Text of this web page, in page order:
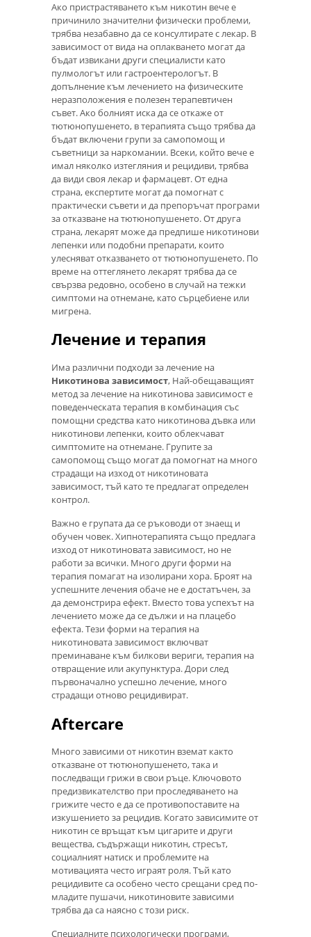
Ако пристрастяването към никотин вече е
причинило значителни физически проблеми,
трябва незабавно да се консултирате с лекар. В
зависимост от вида на оплакването могат да
бъдат извикани други специалисти като
пулмологът или гастроентерологът. В
допълнение към лечението на физическите
неразположения е полезен терапевтичен
съвет. Ако болният иска да се откаже от
тютюнопушенето, в терапията също трябва да
бъдат включени групи за самопомощ и
съветници за наркомании. Всеки, който вече е
имал няколко изтегляния и рецидиви, трябва
да види своя лекар и фармацевт. От една
страна, експертите могат да помогнат с
практически съвети и да препоръчат програми
за отказване на тютюнопушенето. От друга
страна, лекарят може да предпише никотинови
лепенки или подобни препарати, които
улесняват отказването от тютюнопушенето. По
време на оттеглянето лекарят трябва да се
свързва редовно, особено в случай на тежки
симптоми на отнемане, като сърцебиене или
мигрена.
Лечение и терапия
Има различни подходи за лечение на
Никотинова зависимост, Най-обещаващият
метод за лечение на никотинова зависимост е
поведенческата терапия в комбинация със
помощни средства като никотинова дъвка или
никотинови лепенки, които облекчават
симптомите на отнемане. Групите за
самопомощ също могат да помогнат на много
страдащи на изход от никотиновата
зависимост, тъй като те предлагат определен
контрол.
Важно е групата да се ръководи от знаещ и
обучен човек. Хипнотерапията също предлага
изход от никотиновата зависимост, но не
работи за всички. Много други форми на
терапия помагат на изолирани хора. Броят на
успешните лечения обаче не е достатъчен, за
да демонстрира ефект. Вместо това успехът на
лечението може да се дължи и на плацебо
ефекта. Тези форми на терапия на
никотиновата зависимост включват
преминаване към билкови вериги, терапия на
отвращение или акупунктура. Дори след
първоначално успешно лечение, много
страдащи отново рецидивират.
Aftercare
Много зависими от никотин вземат както
отказване от тютюнопушенето, така и
последващи грижи в свои ръце. Ключовото
предизвикателство при проследяването на
грижите често е да се противопоставите на
изкушението за рецидив. Когато зависимите от
никотин се връщат към цигарите и други
вещества, съдържащи никотин, стресът,
социалният натиск и проблемите на
мотивацията често играят роля. Тъй като
рецидивите са особено често срещани сред по-
младите пушачи, никотиновите зависими
трябва да са наясно с този риск.
Специалните психологически програми,